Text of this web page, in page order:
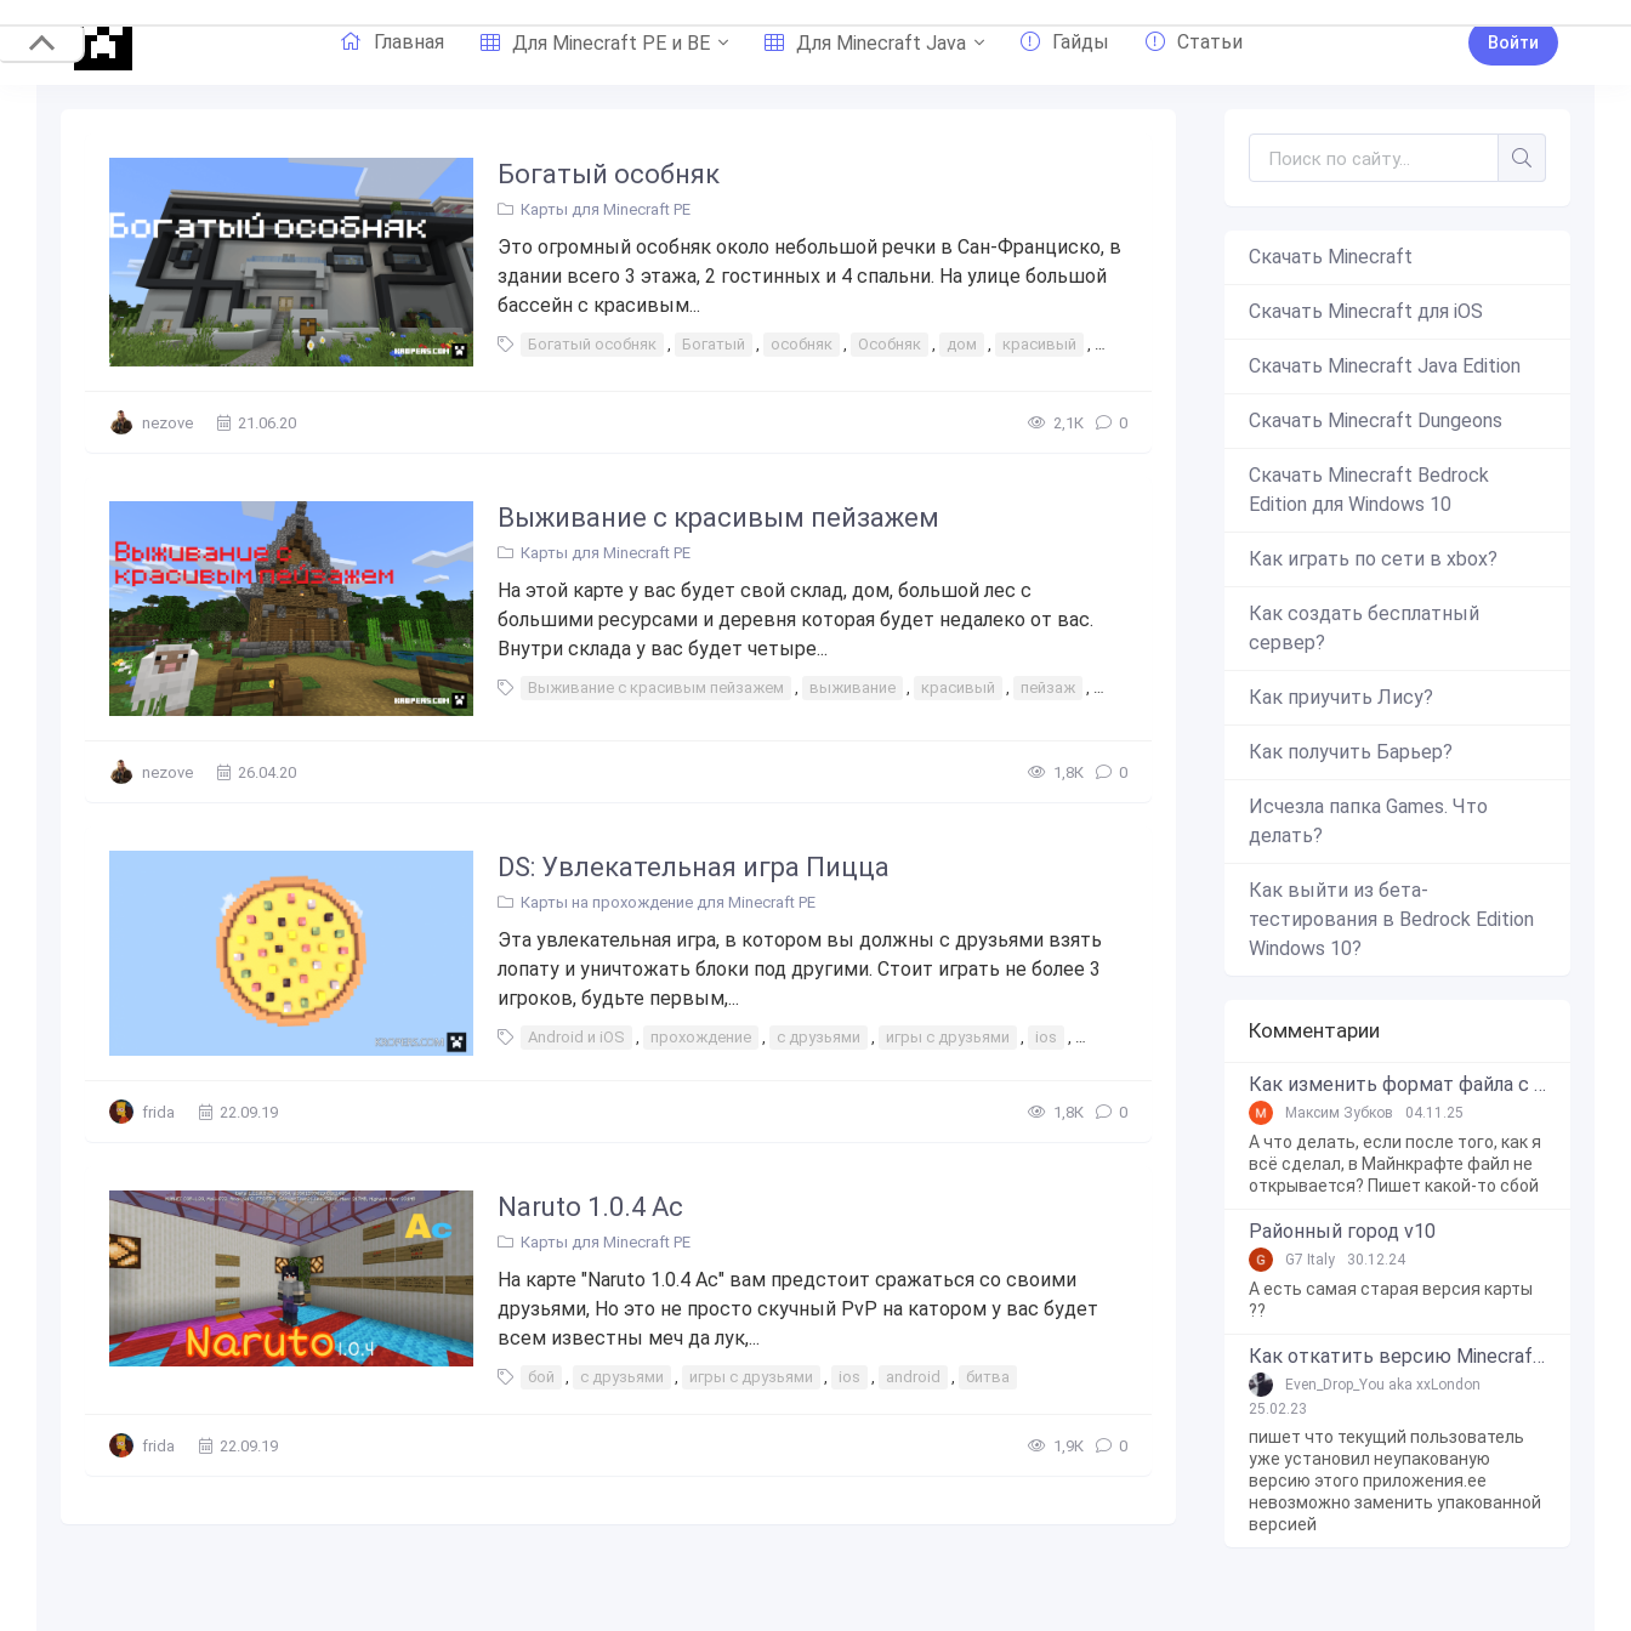
Главная Для Minecraft PE и BE Для Minecraft Java Гайды Статьи Войти
Богатый особняк
Карты для Minecraft PE
Это огромный особняк около небольшой речки в Сан-Франциско, в
здании всего 3 этажа, 2 гостинных и 4 спальни. На улице большой
бассейн с красивым...
Богатый особняк , Богатый , особняк , Особняк , дом , красивый , здание
nezove 21.06.20 2,1К 0
Выживание с красивым пейзажем
Карты для Minecraft PE
На этой карте у вас будет свой склад, дом, большой лес с
большими ресурсами и деревня которая будет недалеко от вас.
Внутри склада у вас будет четыре...
Выживание с красивым пейзажем , выживание , красивый , пейзаж , игры с друзьями с друзьями интересное
nezove 26.04.20 1,8К 0
DS: Увлекательная игра Пицца
Карты на прохождение для Minecraft PE
Эта увлекательная игра, в котором вы должны с друзьями взять
лопату и уничтожать блоки под другими. Стоит играть не более 3
игроков, будьте первым,...
Android и iOS , прохождение , с друзьями , игры с друзьями , ios , android
frida 22.09.19 1,8К 0
Naruto 1.0.4 Ac
Карты для Minecraft PE
На карте "Naruto 1.0.4 Ac" вам предстоит сражаться со своими
друзьями, Но это не просто скучный PvP на катором у вас будет
всем известны меч да лук,...
бой , с друзьями , игры с друзьями , ios , android , битва
frida 22.09.19 1,9К 0
Скачать Minecraft
Скачать Minecraft для iOS
Скачать Minecraft Java Edition
Скачать Minecraft Dungeons
Скачать Minecraft Bedrock
Edition для Windows 10
Как играть по сети в xbox?
Как создать бесплатный
сервер?
Как приучить Лису?
Как получить Барьер?
Исчезла папка Games. Что
делать?
Как выйти из бета-
тестирования в Bedrock Edition
Windows 10?
Комментарии
Как изменить формат файла с zip в mcworld?
Максим Зубков 04.11.25
А что делать, если после того, как я
всё сделал, в Майнкрафте файл не
открывается? Пишет какой-то сбой
Районный город v10
G7 Italy 30.12.24
А есть самая старая версия карты
??
Как откатить версию Minecraft Bedrock Edition на Windows 10?
Even_Drop_You aka xxLondon
25.02.23
пишет что текущий пользователь
уже установил неупакованую
версию этого приложения.ее
невозможно заменить упакованной
версией